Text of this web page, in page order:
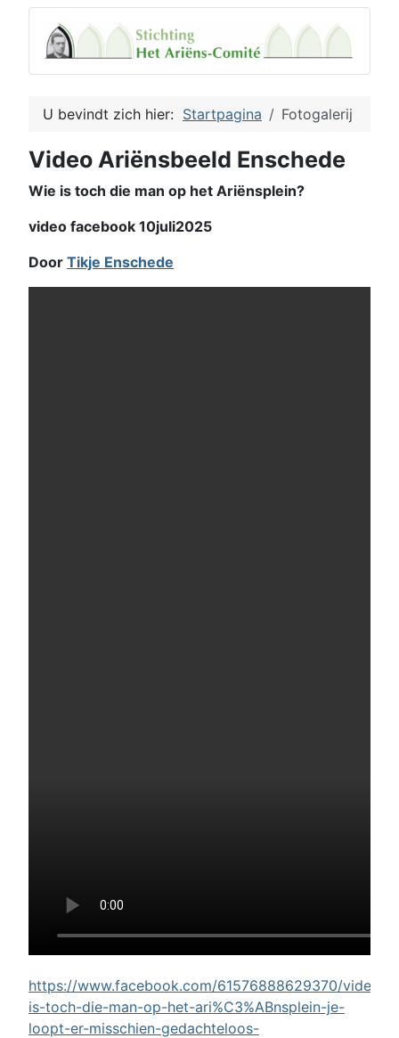
U bevindt zich hier: Startpagina Fotogalerij
Video Ariënsbeeld Enschede
Wie is toch die man op het Ariënsplein?
video facebook 10juli2025
Door Tikje Enschede
https://www.facebook.com/61576888629370/videos/
is-toch-die-man-op-het-ari%C3%ABnsplein-je-
loopt-er-misschien-gedachteloos-